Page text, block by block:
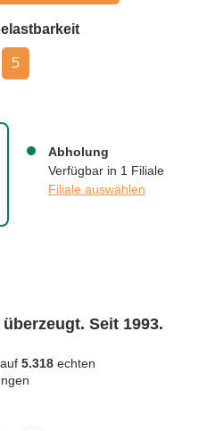
Abholung
Verfügbar in 1 Filiale
Filiale auswählen
auswählen
5
Seit 1993.
5.318 echten